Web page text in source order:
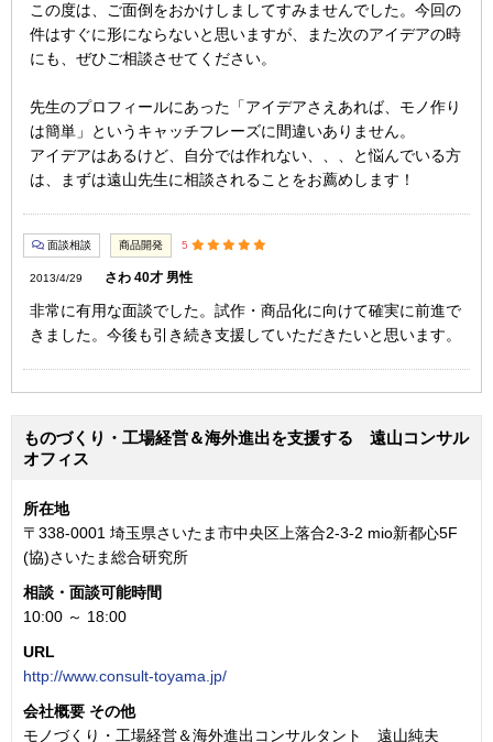
この度は、ご面倒をおかけしましてすみませんでした。今回の
件はすぐに形にならないと思いますが、また次のアイデアの時
にも、ぜひご相談させてください。
先生のプロフィールにあった「アイデアさえあれば、モノ作り
は簡単」というキャッチフレーズに間違いありません。
アイデアはあるけど、自分では作れない、、、と悩んでいる方
は、まずは遠山先生に相談されることをお薦めします！
面談相談 商品開発 5
2013/4/29 さわ 40才 男性
非常に有用な面談でした。試作・商品化に向けて確実に前進で
きました。今後も引き続き支援していただきたいと思います。
ものづくり・工場経営＆海外進出を支援する 遠山コンサル
オフィス
所在地
〒338-0001 埼玉県さいたま市中央区上落合2-3-2 mio新都心5F
(協)さいたま総合研究所
相談・面談可能時間
10:00 ～ 18:00
URL
http://www.consult-toyama.jp/
会社概要 その他
モノづくり・工場経営＆海外進出コンサルタント 遠山純夫